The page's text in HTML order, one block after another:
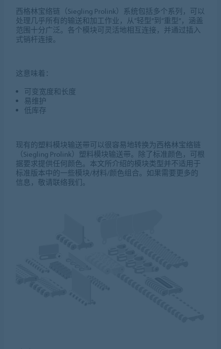
西格林宝络链（Siegling Prolink）系统包括多个系列，可以
处理几乎所有的输送和加工作业，从“轻型”到“重型”，涵盖
范围十分广泛。各个模块可灵活地相互连接，并通过插入
式销杆连接。
这意味着：
可变宽度和长度
易维护
低库存
现有的塑料模块输送带可以很容易地转换为西格林宝络链
（Siegling Prolink）塑料模块输送带。除了标准颜色，可根
据要求提供任何颜色。本文所介绍的模块类型并不适用于
标准版本中的一些模块/材料/颜色组合。如果需要更多的
信息，敬请联络我们。